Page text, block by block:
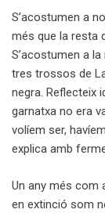
S’acostumen a
més que la resta
S’acostumen a
tres trossos de
negra. Reflecteix
garnatxa no era
volíem ser,
explica amb
Un any més com
en extinció som